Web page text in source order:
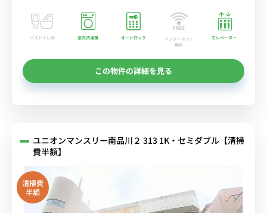
バストイレ別 室内洗濯機 オートロック
インターネット
無料
エレベーター
この物件の詳細を見る
ユニオンマンスリー南品川２ 313 1K・セミダブル【清掃
費半額】
清掃費
半額